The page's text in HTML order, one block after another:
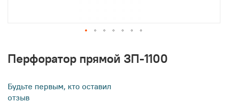
Перфоратор прямой ЗП-1100
Будьте первым, кто оставил
отзыв
началу